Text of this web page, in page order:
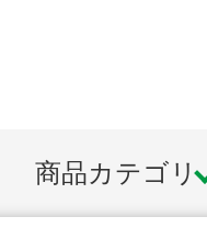
商品カテゴリ